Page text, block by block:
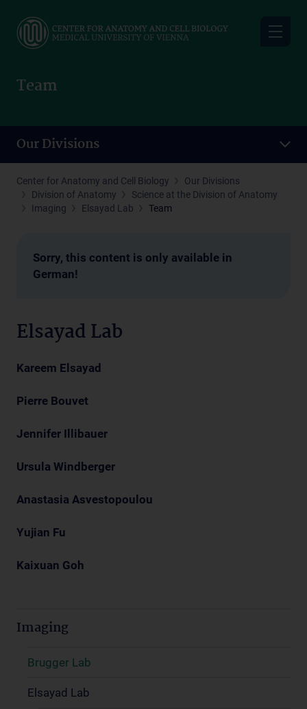
main
Team
Our Divisions
Center for Anatomy and Cell Biology
Our Divisions
Division of Anatomy
Science at the Division of Anatomy
Imaging
Elsayad Lab Team
Sorry, this content is only available in
German!
Elsayad Lab
Kareem Elsayad
Pierre Bouvet
Jennifer Illibauer
Ursula Windberger
Anastasia Asvestopoulou
Yujian Fu
Kaixuan Goh
Imaging
Brugger Lab
Elsayad Lab